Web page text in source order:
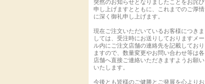
突然のお知らせとなりましたことをお詫び
申し上げますとともに、これまでのご厚情
に深く御礼申し上げます。
現在ご注文いただいているお客様につきま
しては、受注時にお送りしておりますメー
ル内にご注文店舗の連絡先を記載しており
ますので、数量変更やお問い合わせ等は各
店舗へ直接ご連絡いただきますようお願い
いたします。
今後とも皆様のご健勝とご発展を心よりお